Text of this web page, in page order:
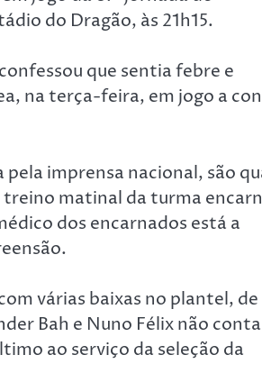
do Dragão, às 21h15.
que sentia febre e
na terça-feira, em jogo a
imprensa nacional, são
treino matinal da turma
dos encarnados está a
várias baixas no plantel, de
Bah e Nuno Félix não
ao serviço da seleção da